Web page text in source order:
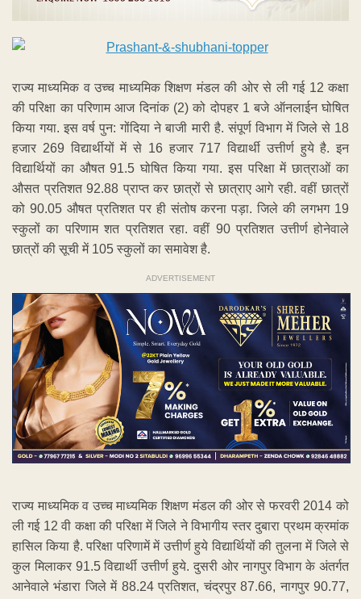
राज्य माध्यमिक व उच्च माध्यमिक शिक्षण मंडल की ओर से ली गई 12 कक्षा
की परिक्षा का परिणाम आज दिनांक (2) को दोपहर 1 बजे ऑनलाईन घोषित
किया गया. इस वर्ष पुन: गोंदिया ने बाजी मारी है. संपूर्ण विभाग में जिले से 18
हजार 269 विद्यार्थीयों में से 16 हजार 717 विद्यार्थी उत्तीर्ण हुये है. इन
विद्यार्थियों का औषत 91.5 घोषित किया गया. इस परिक्षा में छात्राओं का
औसत प्रतिशत 92.88 प्राप्त कर छात्रों से छात्राए आगे रही. वहीं छात्रों
को 90.05 औषत प्रतिशत पर ही संतोष करना पड़ा. जिले की लगभग 19
स्कुलों का परिणाम शत प्रतिशत रहा. वहीं 90 प्रतिशत उत्तीर्ण होनेवाले
छात्रों की सूची में 105 स्कुलों का समावेश है.
ADVERTISEMENT
राज्य माध्यमिक व उच्च माध्यमिक शिक्षण मंडल की ओर से फरवरी 2014 को
ली गई 12 वी कक्षा की परिक्षा में जिले ने विभागीय स्तर दुबारा प्रथम क्रमांक
हासिल किया है. परिक्षा परिणामें में उत्तीर्ण हुये विद्यार्थियों की तुलना में जिले से
कुल मिलाकर 91.5 विद्यार्थी उत्तीर्ण हुये. दुसरी ओर नागपुर विभाग के अंतर्गत
आनेवाले भंडारा जिले में 88.24 प्रतिशत, चंद्रपुर 87.66, नागपुर 90.77,